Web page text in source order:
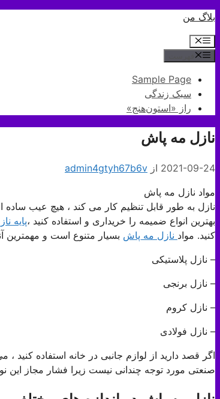
پرش
محتوا
بلاگ من
فهرست
Sample Page
سبک زندگی
راز «استون‌هنج»
نازل مه پاش
2021-09-24 از admin4gtyh67b6v
مواد نازل مه پاش
نازل به طور قابل تنظیم کار می کند ، هیچ عیب ساده
بهترین انواع ضمیمه را خریداری و استفاده کنید ،پایه
کنید. مواد نازل مه پاش بسیار متنوع است و مهمترین
– نازل پلاستیکی
– نازل برنجی
– نازل کروم
– نازل فولادی
اگر قصد دارید از لوازم جانبی در خانه استفاده کنید
صنعتی مورد توجه چندانی نیست زیرا فشار مجاز این